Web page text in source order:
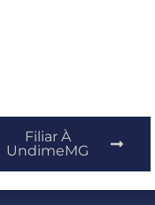
Filiar À
UndimeMG